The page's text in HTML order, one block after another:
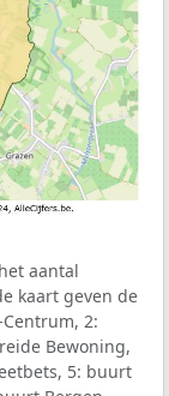
aantal
kaart geven de
2:
Bewoning,
5: buurt